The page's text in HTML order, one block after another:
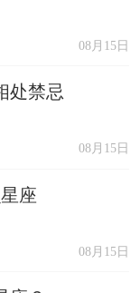
08月15日
处禁忌
08月15日
座
08月15日